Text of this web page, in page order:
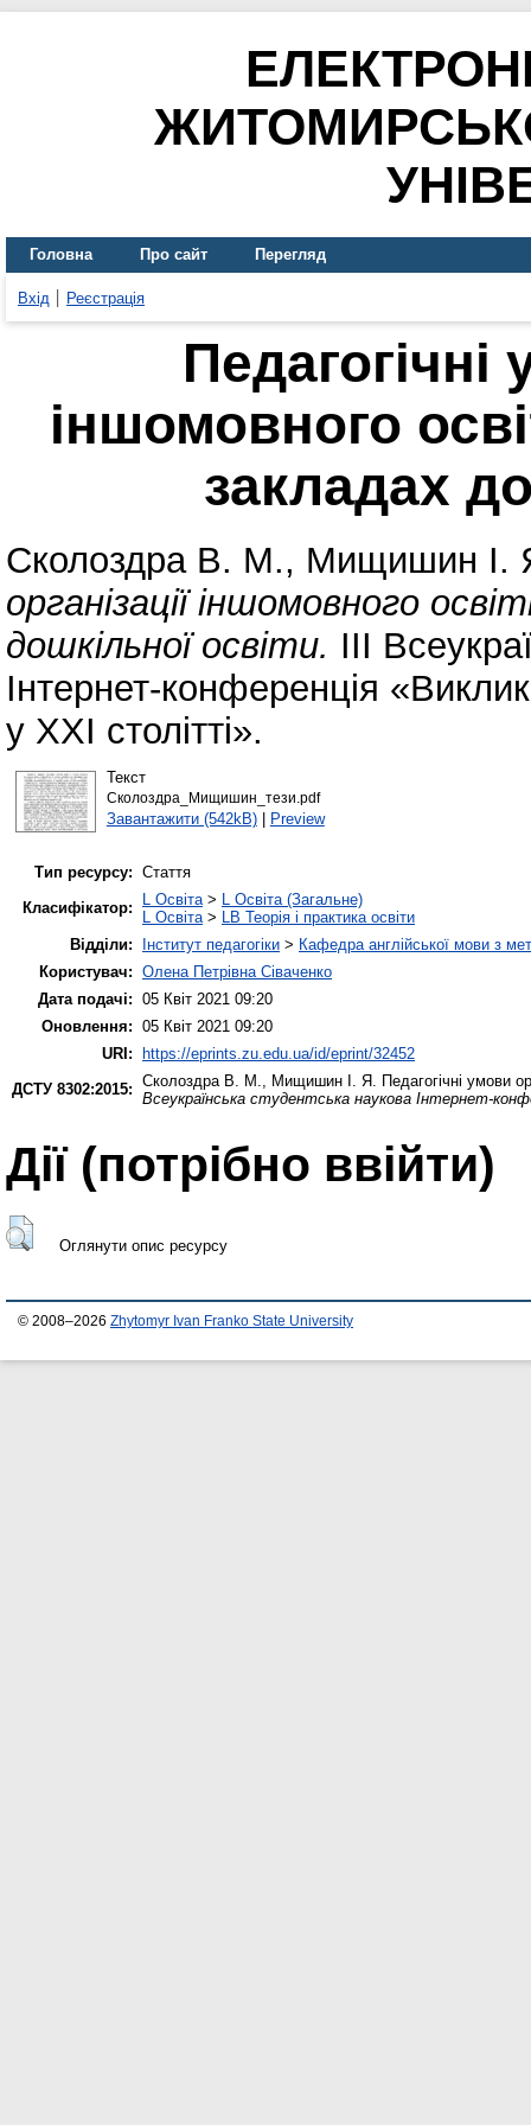
Головна Про сайт Перегляд
Вхід Реєстрація
Педагогічні
іншомовного
закладах
Сколоздра В. М., Мищишин І.
організації іншомовного
дошкільної освіти. ІІІ
Інтернет-конференція
у ХХІ столітті».
Текст
Сколоздра_Мищишин_тези.pdf
Завантажити (542kB)| Preview
Тип ресурсу: Стаття
Класифікатор:
L Освіта> L Освіта (Загальне)
L Освіта> LB Теорія і практика освіти
Відділи:
Інститут педагогіки > Кафедра англійської мови з
Користувач: Олена Петрівна Сіваченко
Дата подачі: 05 Квіт 2021 09:20
Оновлення: 05 Квіт 2021 09:20
URI:
https://eprints.zu.edu.ua/id/eprint/32452
ДСТУ 8302:2015: Сколоздра В. М., Мищишин І. Я. Педагогічні умови
Всеукраїнська студентська наукова Інтернет-
Дії ​​(потрібно ввійти)
Оглянути опис ресурсу
© 2008–2026 Zhytomyr Ivan Franko State University